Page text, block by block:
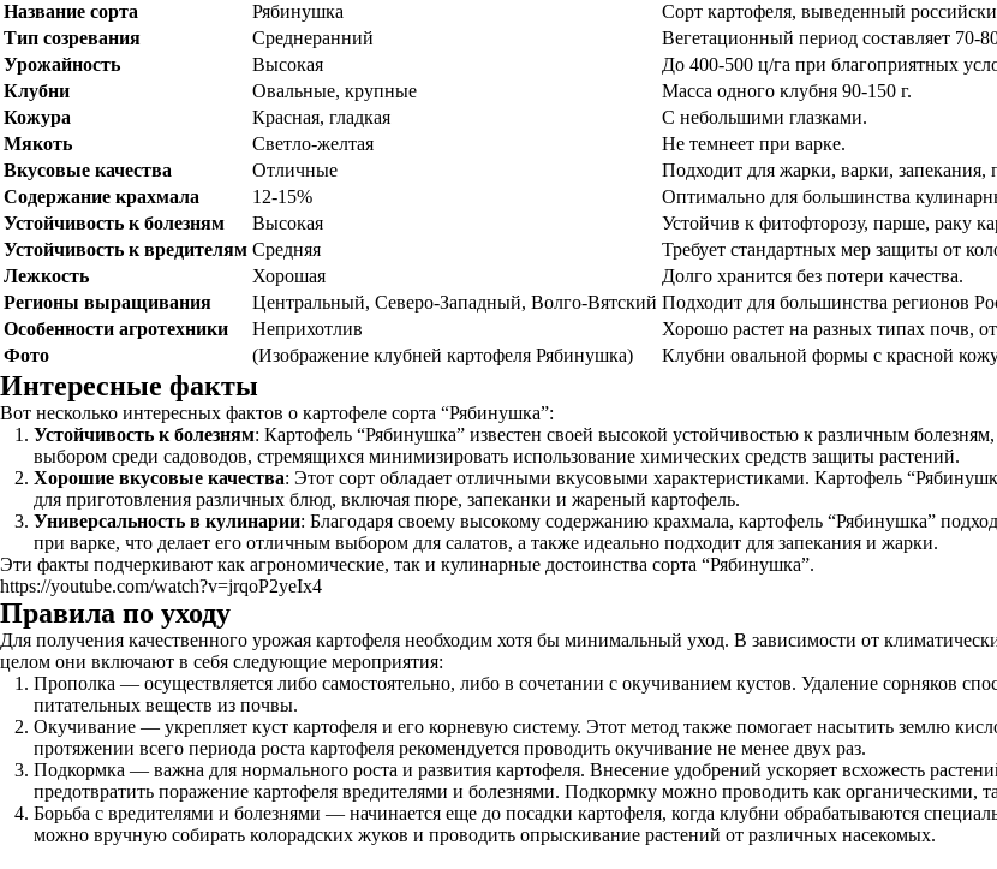
Название сорта
Рябинушка
Сорт картофеля, выведенный
Тип созревания
Среднеранний
Вегетационный период составляет 70-
Урожайность
Высокая
До 400-500 ц/га при благоприятных
Клубни
Овальные, крупные
Масса одного клубня 90-150 г.
Кожура
Красная, гладкая
С небольшими глазками.
Мякоть
Светло-желтая
Не темнеет при варке.
Вкусовые качества
Отличные
Подходит для жарки, варки, запекания,
Содержание крахмала
12-15%
Оптимально для большинства
Устойчивость к болезням
Высокая
Устойчив к фитофторозу, парше, раку
Устойчивость к вредителям Средняя
Требует стандартных мер защиты от
Лежкость
Хорошая
Долго хранится без потери качества.
Регионы выращивания
Центральный, Северо-Западный, Волго-Вятский Подходит для большинства регионов
Особенности агротехники
Неприхотлив
Хорошо растет на разных типах почв,
Фото
(Изображение клубней картофеля Рябинушка) Клубни овальной формы с красной
Интересные факты
Вот несколько интересных фактов о картофеле сорта “Рябинушка”:
Устойчивость к болезням: Картофель “Рябинушка” известен своей высокой устойчивостью к различным
выбором среди садоводов, стремящихся минимизировать использование химических средств защиты растений.
Хорошие вкусовые качества: Этот сорт обладает отличными вкусовыми характеристиками. Картофель
для приготовления различных блюд, включая пюре, запеканки и жареный картофель.
Универсальность в кулинарии: Благодаря своему высокому содержанию крахмала, картофель “Рябинушка”
при варке, что делает его отличным выбором для салатов, а также идеально подходит для запекания и жарки.
Эти факты подчеркивают как агрономические, так и кулинарные достоинства сорта “Рябинушка”.
https://youtube.com/watch?v=jrqoP2yeIx4
Правила по уходу
Для получения качественного урожая картофеля необходим хотя бы минимальный уход. В зависимости от
целом они включают в себя следующие мероприятия:
Прополка — осуществляется либо самостоятельно, либо в сочетании с окучиванием кустов. Удаление сорняков
питательных веществ из почвы.
Окучивание — укрепляет куст картофеля и его корневую систему. Этот метод также помогает насытить землю
протяжении всего периода роста картофеля рекомендуется проводить окучивание не менее двух раз.
Подкормка — важна для нормального роста и развития картофеля. Внесение удобрений ускоряет всхожесть
предотвратить поражение картофеля вредителями и болезнями. Подкормку можно проводить как органическими,
Борьба с вредителями и болезнями — начинается еще до посадки картофеля, когда клубни обрабатываются
можно вручную собирать колорадских жуков и проводить опрыскивание растений от различных насекомых.